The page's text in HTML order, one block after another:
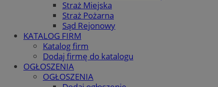
Straż Miejska
Straż Pożarna
Sąd Rejonowy
KATALOG FIRM
Katalog firm
Dodaj firmę do katalogu
OGŁOSZENIA
OGŁOSZENIA